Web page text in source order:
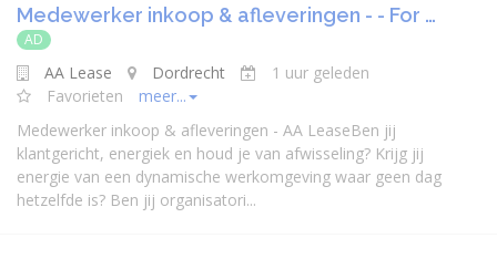
Medewerker inkoop & afleveringen - - For …
AD
AA Lease Dordrecht
1 uur geleden
Favorieten
meer...
Medewerker inkoop & afleveringen - AA LeaseBen jij
klantgericht, energiek en houd je van afwisseling? Krijg jij
energie van een dynamische werkomgeving waar geen dag
hetzelfde is? Ben jij organisatori...